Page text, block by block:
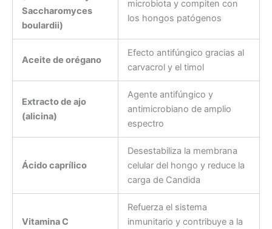
Saccharomyces
boulardii)
microbiota y compiten con
los hongos patógenos
Aceite de orégano
Efecto antifúngico gracias al
carvacrol y el timol
Extracto de ajo
(alicina)
Agente antifúngico y
antimicrobiano de amplio
espectro
Ácido caprílico
Desestabiliza la membrana
celular del hongo y reduce la
carga de Candida
Vitamina C
Refuerza el sistema
inmunitario y contribuye a la